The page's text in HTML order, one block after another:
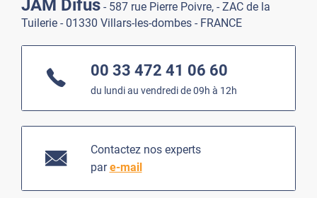
JAM Difus - 587 rue Pierre Poivre, - ZAC de la
Tuilerie - 01330 Villars-les-dombes - FRANCE
00 33 472 41 06 60
du lundi au vendredi de 09h à 12h
Contactez nos experts
pare-mail